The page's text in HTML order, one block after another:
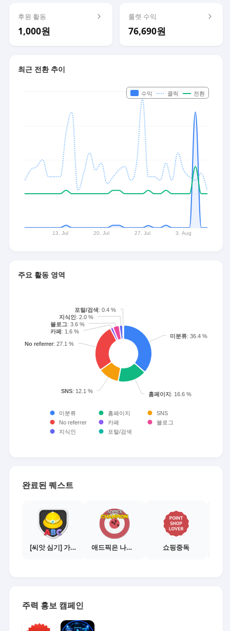
후원 활동
1,000원
룰렛 수익
76,690원
최근 전환 추이
주요 활동 영역
완료된 퀘스트
[씨앗 심기] 가이드보기 - 매체별 활동 가이드 애드픽은 나의삶 쇼핑중독
주력 홍보 캠페인